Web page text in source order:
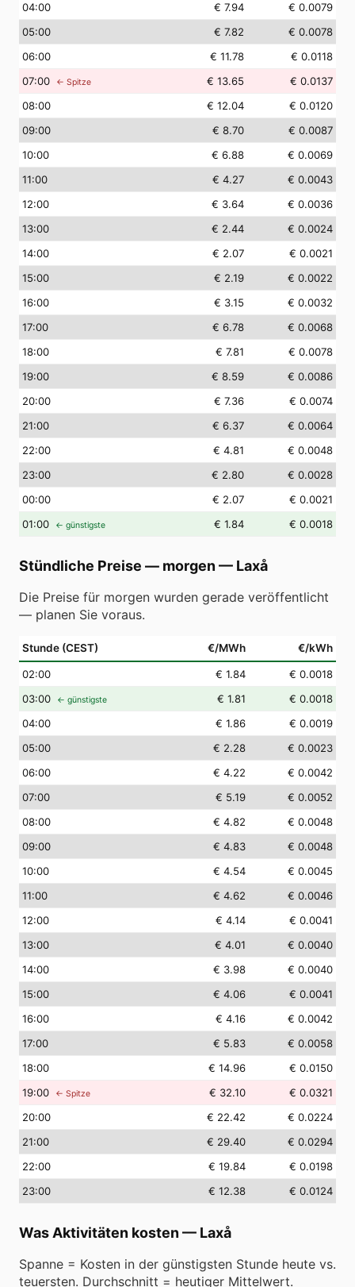
04:00 € 7.94
€ 0.0079
05:00 € 7.82
€ 0.0078
06:00 € 11.78
€ 0.0118
07:00 ← Spitze € 13.65
€ 0.0137
08:00 € 12.04
€ 0.0120
09:00 € 8.70
€ 0.0087
10:00 € 6.88
€ 0.0069
11:00 € 4.27
€ 0.0043
12:00 € 3.64
€ 0.0036
13:00 € 2.44
€ 0.0024
14:00 € 2.07
€ 0.0021
15:00 € 2.19
€ 0.0022
16:00 € 3.15
€ 0.0032
17:00 € 6.78
€ 0.0068
18:00 € 7.81
€ 0.0078
19:00 € 8.59
€ 0.0086
20:00 € 7.36
€ 0.0074
21:00 € 6.37
€ 0.0064
22:00 € 4.81
€ 0.0048
23:00 € 2.80
€ 0.0028
00:00 € 2.07
€ 0.0021
01:00 ← günstigste € 1.84 € 0.0018
Stündliche Preise — morgen — Laxå
Die Preise für morgen wurden gerade veröffentlicht
— planen Sie voraus.
Stunde (CEST) €/MWh €/kWh
02:00 € 1.84
€ 0.0018
03:00 ← günstigste € 1.81
€ 0.0018
04:00 € 1.86
€ 0.0019
05:00 € 2.28
€ 0.0023
06:00 € 4.22
€ 0.0042
07:00 € 5.19
€ 0.0052
08:00 € 4.82
€ 0.0048
09:00 € 4.83
€ 0.0048
10:00 € 4.54
€ 0.0045
11:00 € 4.62
€ 0.0046
12:00 € 4.14
€ 0.0041
13:00 € 4.01
€ 0.0040
14:00 € 3.98
€ 0.0040
15:00 € 4.06
€ 0.0041
16:00 € 4.16
€ 0.0042
17:00 € 5.83
€ 0.0058
18:00 € 14.96
€ 0.0150
19:00 ← Spitze € 32.10
€ 0.0321
20:00 € 22.42
€ 0.0224
21:00 € 29.40
€ 0.0294
22:00 € 19.84
€ 0.0198
23:00 € 12.38 € 0.0124
Was Aktivitäten kosten — Laxå
Spanne = Kosten in der günstigsten Stunde heute vs.
teuersten. Durchschnitt = heutiger Mittelwert.